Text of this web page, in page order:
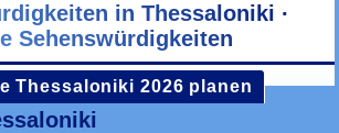
Thessaloniki 2026 planen
in Thessaloniki ·
Sehenswürdigkeiten